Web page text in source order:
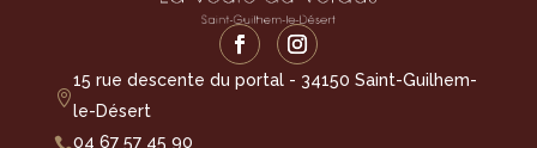

15 rue descente du portal - 34150 Saint-Guilhem-
le-Désert
04 67 57 45 90